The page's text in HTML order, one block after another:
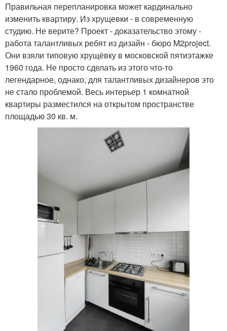
Правильная перепланировка может кардинально
изменить квартиру. Из хрущевки - в современную
студию. Не верите? Проект - доказательство этому -
работа талантливых ребят из дизайн - бюро M2project.
Они взяли типовую хрущёвку в московской пятиэтажке
1960 года. Не просто сделать из этого что-то
легендарное, однако, для талантливых дизайнеров это
не стало проблемой. Весь интерьер 1 комнатной
квартиры разместился на открытом пространстве
площадью 30 кв. м.